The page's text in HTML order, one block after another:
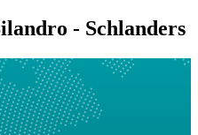
- Schlanders